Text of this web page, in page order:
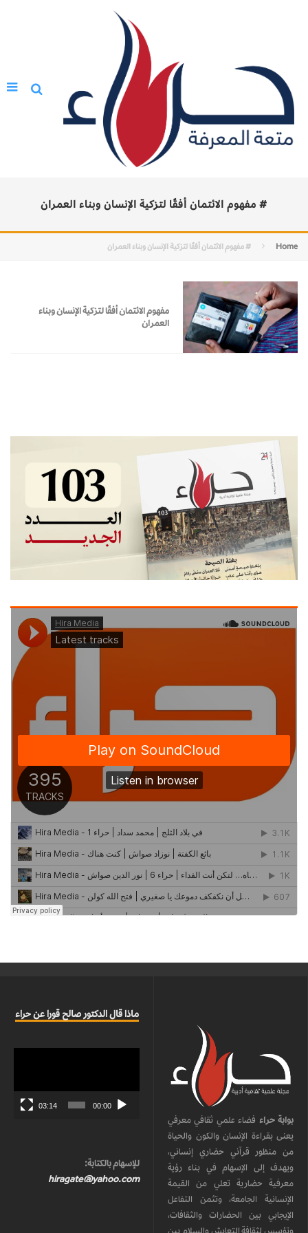
# مفهوم الائتمان أفقًا لتزكية الإنسان وبناء العمران
Home # مفهوم الائتمان أفقًا لتزكية الإنسان وبناء العمران
مفهوم الائتمان أفقًا لتزكية الإنسان وبناء
العمران
بوابة حراء فضاء علمي ثقافي معرفي
يعنى بقراءة الإنسان والكون والحياة
من منظور قرآني حضاري إنساني،
ويهدف إلى الإسهام في بناء رؤية
معرفية حضارية تعلي من القيمة
الإنسانية الجامعة، وتثمن التفاعل
الإيجابي بين الحضارات والثقافات،
وتؤسس لثقافة التعايش والسلام بين
ماذا قال الدكتور صالح قورا عن حراء
00:00
03:14
للإسهام بالكتابة:
hiragate@yahoo.com